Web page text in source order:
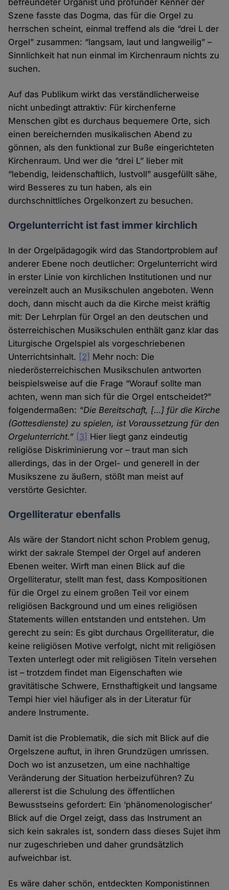
befreundeter Organist und profunder Kenner der
Szene fasste das Dogma, das für die Orgel zu
herrschen scheint, einmal treffend als die “drei L der
Orgel” zusammen: “langsam, laut und langweilig” –
Sinnlichkeit hat nun einmal im Kirchenraum nichts zu
suchen.
Auf das Publikum wirkt das verständlicherweise
nicht unbedingt attraktiv: Für kirchenferne
Menschen gibt es durchaus bequemere Orte, sich
einen bereichernden musikalischen Abend zu
gönnen, als den funktional zur Buße eingerichteten
Kirchenraum. Und wer die “drei L” lieber mit
“lebendig, leidenschaftlich, lustvoll” ausgefüllt sähe,
wird Besseres zu tun haben, als ein
durchschnittliches Orgelkonzert zu besuchen.
Orgelunterricht ist fast immer kirchlich
In der Orgelpädagogik wird das Standortproblem auf
anderer Ebene noch deutlicher: Orgelunterricht wird
in erster Linie von kirchlichen Institutionen und nur
vereinzelt auch an Musikschulen angeboten. Wenn
doch, dann mischt auch da die Kirche meist kräftig
mit: Der Lehrplan für Orgel an den deutschen und
österreichischen Musikschulen enthält ganz klar das
Liturgische Orgelspiel als vorgeschriebenen
Unterrichtsinhalt. [2] Mehr noch: Die
niederösterreichischen Musikschulen antworten
beispielsweise auf die Frage “Worauf sollte man
achten, wenn man sich für die Orgel entscheidet?”
folgendermaßen: “Die Bereitschaft, […] für die Kirche
(Gottesdienste) zu spielen, ist Voraussetzung für den
Orgelunterricht.” [3] Hier liegt ganz eindeutig
religiöse Diskriminierung vor – traut man sich
allerdings, das in der Orgel- und generell in der
Musikszene zu äußern, stößt man meist auf
verstörte Gesichter.
Orgelliteratur ebenfalls
Als wäre der Standort nicht schon Problem genug,
wirkt der sakrale Stempel der Orgel auf anderen
Ebenen weiter. Wirft man einen Blick auf die
Orgelliteratur, stellt man fest, dass Kompositionen
für die Orgel zu einem großen Teil vor einem
religiösen Background und um eines religiösen
Statements willen entstanden und entstehen. Um
gerecht zu sein: Es gibt durchaus Orgelliteratur, die
keine religiösen Motive verfolgt, nicht mit religiösen
Texten unterlegt oder mit religiösen Titeln versehen
ist – trotzdem findet man Eigenschaften wie
gravitätische Schwere, Ernsthaftigkeit und langsame
Tempi hier viel häufiger als in der Literatur für
andere Instrumente.
Damit ist die Problematik, die sich mit Blick auf die
Orgelszene auftut, in ihren Grundzügen umrissen.
Doch wo ist anzusetzen, um eine nachhaltige
Veränderung der Situation herbeizuführen? Zu
allererst ist die Schulung des öffentlichen
Bewusstseins gefordert: Ein ‘phänomenologischer’
Blick auf die Orgel zeigt, dass das Instrument an
sich kein sakrales ist, sondern dass dieses Sujet ihm
nur zugeschrieben und daher grundsätzlich
aufweichbar ist.
Es wäre daher schön, entdeckten Komponistinnen